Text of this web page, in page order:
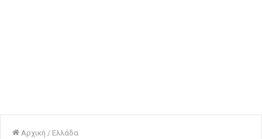
Αρχική / Ελλάδα